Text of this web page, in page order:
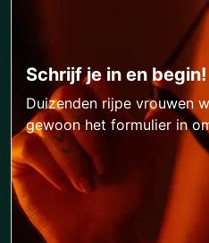
Schrijf je in en begin!
Duizenden rijpe vrouwen
gewoon het formulier in